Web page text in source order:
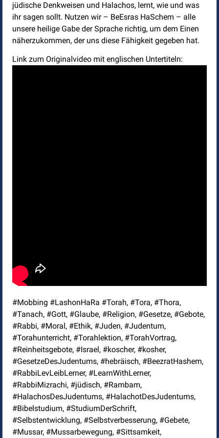
jüdische Denkweisen und Halachos, lernt, wie und was
ihr sagen sollt. Nutzen wir – BeEsras HaSchem – alle
unsere heilige Gabe der Sprache richtig, um dem Einen
näherzukommen, der uns diese Fähigkeit gegeben hat.
Link zum Originalvideo mit englischen Untertiteln:
#Mobbing #LashonHaRa #Torah, #Tora, #Thora,
#Tanach, #Gott, #Glaube, #Religion, #Gesetze, #Gebote,
#Rabbi, #Moral, #Ethik, #Juden, #Judentum,
#Torahunterricht, #Torahlektion, #TorahVortrag,
#Reinheitsgebote, #Israel, #koscher, #kosher,
#GesetzeDesJudentums, #hebräisch, #BeezratHashem,
#RabbiLevLeibLerner, #LearnWithLerner,
#RabbiMizrachi, #jüdisch, #Rambam,
#HalachosDesJudentums, #HalachotDesJudentums,
#Bibelstudium, #StudiumDerSchrift,
#Selbstentwicklung, #Selbstverbesserung, #Gebete,
#Mussar, #Mussarbewegung, #Sittsamkeit,